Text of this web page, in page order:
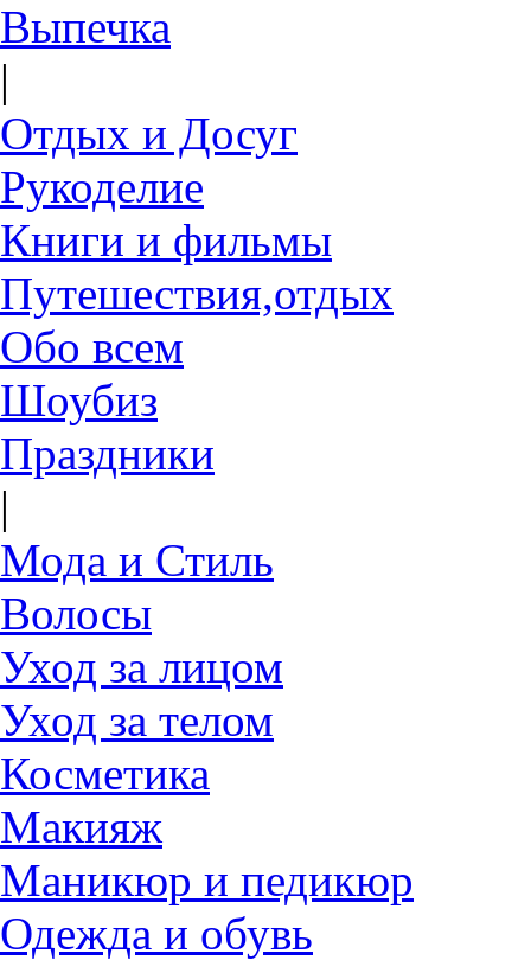
Выпечка
|
Отдых и Досуг
Рукоделие
Книги и фильмы
Путешествия,отдых
Обо всем
Шоубиз
Праздники
|
Мода и Стиль
Волосы
Уход за лицом
Уход за телом
Косметика
Макияж
Маникюр и педикюр
Одежда и обувь